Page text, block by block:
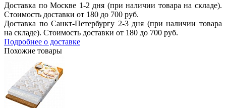
Доставка по Москве 1-2 дня (при наличии товара на складе).
Стоимость доставки от 180 до 700 руб.
Доставка по Санкт-Петербургу 2-3 дня (при наличии товара
на складе). Стоимость доставки от 180 до 700 руб.
Подробнее о доставке
Похожие товары